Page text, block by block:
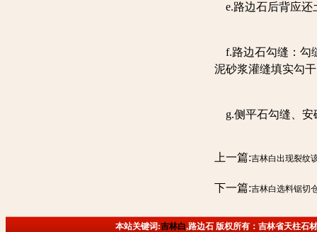
e.路边石后背应还
f.路边石勾缝：勾
泥砂浆灌缝填实勾
g.侧平石勾缝、安
上一篇:吉林白出现裂纹
下一篇:吉林白选料锯切
本站关键词:吉林白,路边石 版权所有：吉林省天柱石